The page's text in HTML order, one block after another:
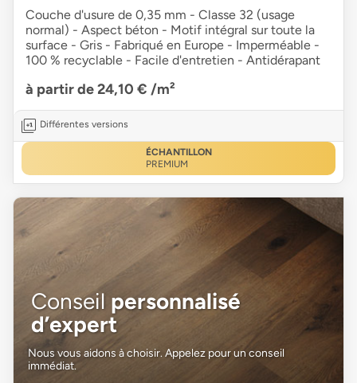
Couche d'usure de 0,35 mm - Classe 32 (usage
normal) - Aspect béton - Motif intégral sur toute la
surface - Gris - Fabriqué en Europe - Imperméable -
100 % recyclable - Facile d'entretien - Antidérapant
à partir de 24,10 € /m²
Différentes versions
ÉCHANTILLON
PREMIUM
Conseil personnalisé
d’expert
Nous vous aidons à choisir. Appelez pour un conseil
immédiat.